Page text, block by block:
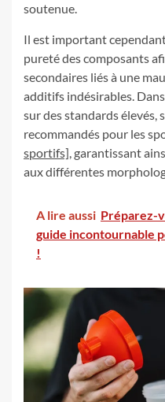
soutenue.
Il est important
pureté des composants
secondaires liés à une
additifs indésirables. Dans
sur des standards élevés,
recommandés pour les
sportifs], garantissant
aux différentes
A lire aussi Préparez-
guide incontournable
!